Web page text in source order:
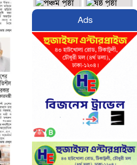
পঞ্চম পৃষ্ঠা ষষ্ঠ পৃষ্ঠা
সপ্তম পৃষ্ঠা অষ্টম পৃষ্ঠা
Ads